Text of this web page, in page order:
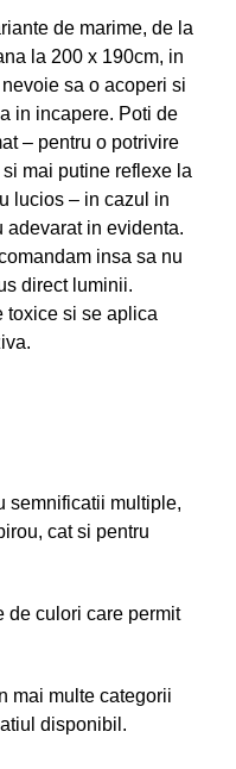
de marime, de la
la 200 x 190cm, in
sa o acoperi si
in incapere. Poti de
– pentru o potrivire
mai putine reflexe la
lucios – in cazul in
adevarat in evidenta.
insa sa nu
direct luminii.
toxice si se aplica
semnificatii multiple,
cat si pentru
de culori care permit
mai multe categorii
disponibil.